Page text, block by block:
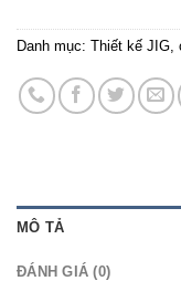
Danh mục: Thiết kế JIG,
MÔ TẢ
ĐÁNH GIÁ (0)